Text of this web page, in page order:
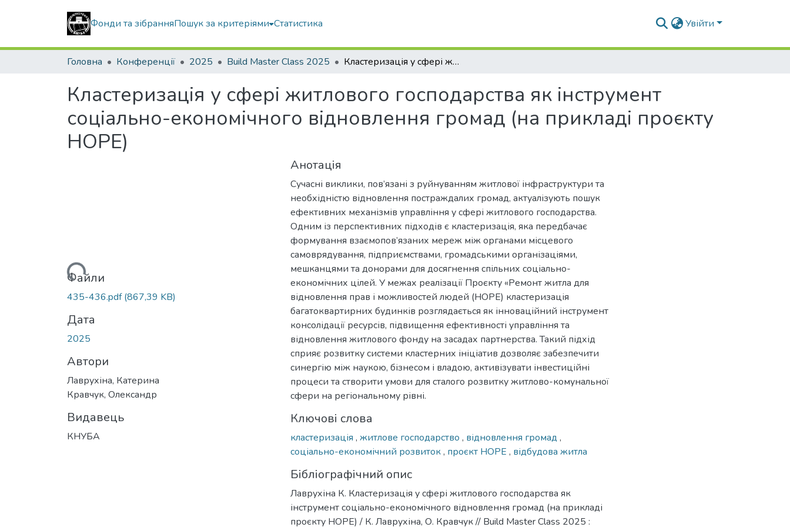
Фонди та зібранняПошук за критеріями Статистика Увійти
Головна Конференції 2025 Build Master Class 2025 Кластеризація у сфері житлового господарства як інструмент соціально-економічного відновлення громад (на прикладі проєкту НОРЕ)
Кластеризація у сфері житлового господарства як інструмент
соціально-економічного відновлення громад (на прикладі проєкту
НОРЕ)
Вантажиться...Файли
435-436.pdf(867,39 KB)
Дата
2025
Автори
Лаврухіна, Катерина
Кравчук, Олександр
Видавець
КНУБА
Анотація
Сучасні виклики, пов’язані з руйнуванням житлової інфраструктури та
необхідністю відновлення постраждалих громад, актуалізують пошук
ефективних механізмів управління у сфері житлового господарства.
Одним із перспективних підходів є кластеризація, яка передбачає
формування взаємопов’язаних мереж між органами місцевого
самоврядування, підприємствами, громадськими організаціями,
мешканцями та донорами для досягнення спільних соціально-
економічних цілей. У межах реалізації Проєкту «Ремонт житла для
відновлення прав і можливостей людей (НОРЕ) кластеризація
багатоквартирних будинків розглядається як інноваційний інструмент
консолідації ресурсів, підвищення ефективності управління та
відновлення житлового фонду на засадах партнерства. Такий підхід
сприяє розвитку системи кластерних ініціатив дозволяє забезпечити
синергію між наукою, бізнесом і владою, активізувати інвестиційні
процеси та створити умови для сталого розвитку житлово-комунальної
сфери на регіональному рівні.
Ключові слова
кластеризація , житлове господарство , відновлення громад ,
соціально-економічний розвиток, проєкт НОРЕ , відбудова житла
Бібліографічний опис
Лаврухіна К. Кластеризація у сфері житлового господарства як
інструмент соціально-економічного відновлення громад (на прикладі
проєкту НОРЕ) / К. Лаврухіна, О. Кравчук // Build Master Class 2025 :